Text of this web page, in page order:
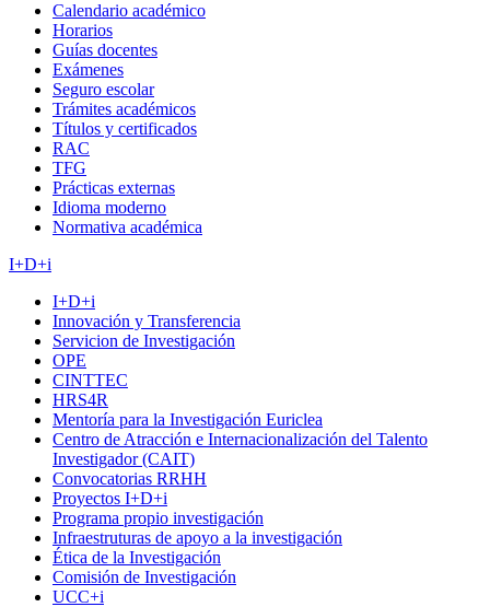
Calendario académico
Horarios
Guías docentes
Exámenes
Seguro escolar
Trámites académicos
Títulos y certificados
RAC
TFG
Prácticas externas
Idioma moderno
Normativa académica
I+D+i
I+D+i
Innovación y Transferencia
Servicion de Investigación
OPE
CINTTEC
HRS4R
Mentoría para la Investigación Euriclea
Centro de Atracción e Internacionalización del Talento
Investigador (CAIT)
Convocatorias RRHH
Proyectos I+D+i
Programa propio investigación
Infraestruturas de apoyo a la investigación
Ética de la Investigación
Comisión de Investigación
UCC+i